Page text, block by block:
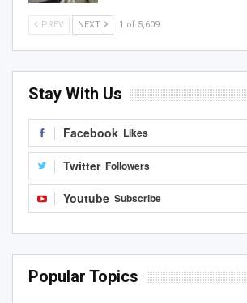
PREV NEXT 1 of 5,609
Stay With Us
Facebook Likes
Twitter Followers
Youtube Subscribe
Popular Topics